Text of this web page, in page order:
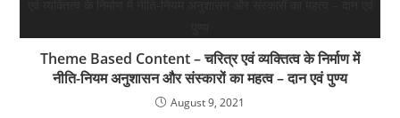
Theme Based Content – चरित्र एवं व्यक्तित्व के निर्माण में
नीति-नियम अनुशासन और संस्कारों का महत्व – दान एवं पुण्य
August 9, 2021